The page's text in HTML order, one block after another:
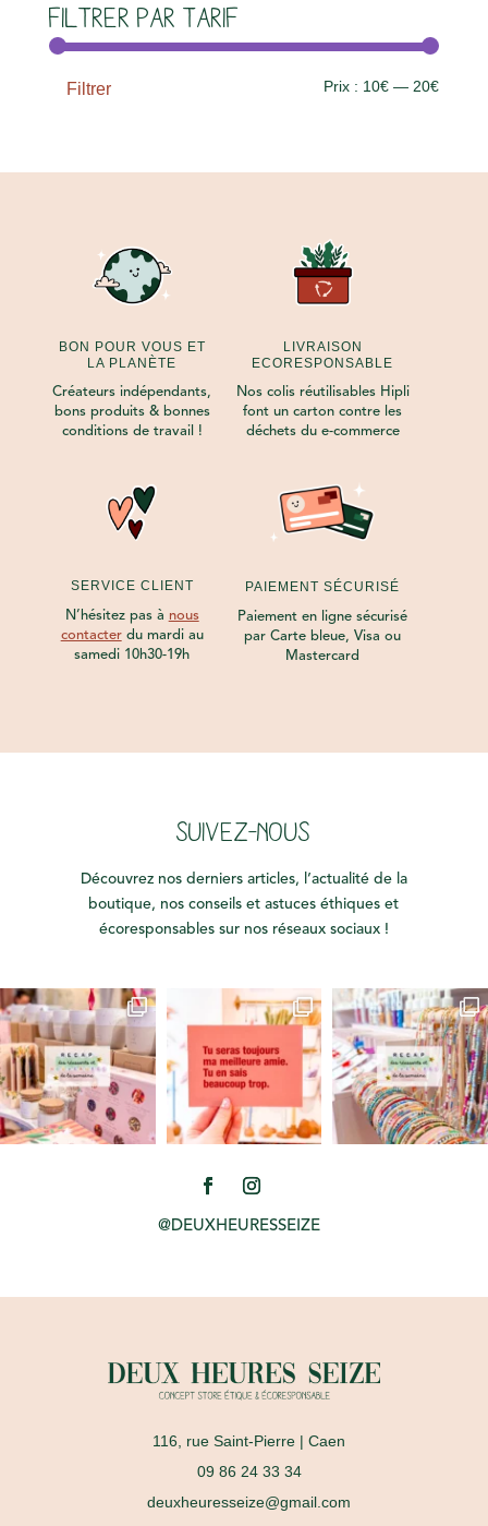
Filtrer par tarif
Prix
Prix
Filtrer Prix : 10€ — 20€
BON POUR VOUS ET
LA PLANÈTE
Créateurs indépendants,
bons produits & bonnes
conditions de travail !
LIVRAISON
ECORESPONSABLE
Nos colis réutilisables Hipli
font un carton contre les
déchets du e-commerce
SERVICE CLIENT
N’hésitez pas à nous
contacterdu mardi au
samedi 10h30-19h
PAIEMENT SÉCURISÉ
Paiement en ligne sécurisé
par Carte bleue, Visa ou
Mastercard
SUIVEZ-NOUS
Découvrez nos derniers articles, l’actualité de la
boutique, nos conseils et astuces éthiques et
écoresponsables sur nos réseaux sociaux !
@DEUXHEURESSEIZE
116, rue Saint-Pierre | Caen
09 86 24 33 34
deuxheuresseize@gmail.com